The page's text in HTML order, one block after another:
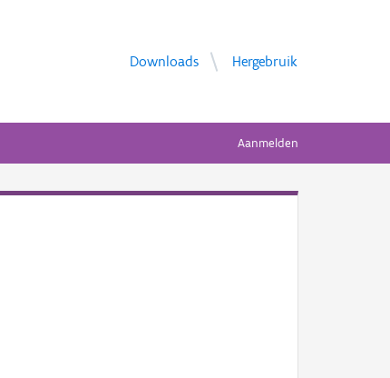
Downloads Hergebruik
Aanmelden